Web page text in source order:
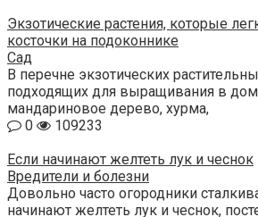
Экзотические растения, которые
косточки на подоконнике
Сад
В перечне экзотических
подходящих для выращивания в
мандариновое дерево, хурма,
0
109233
Если начинают желтеть лук и чеснок
Вредители и болезни
Довольно часто огородники
начинают желтеть лук и чеснок,